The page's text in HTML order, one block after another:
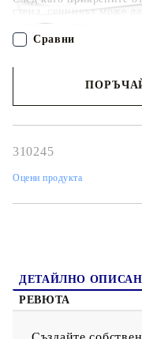
стена, сенникът може
много лесно се
регулируем, което
сенника.
310245
Оцени продукта
Сравни
ДЕТАЙЛНО
РЕВЮТА